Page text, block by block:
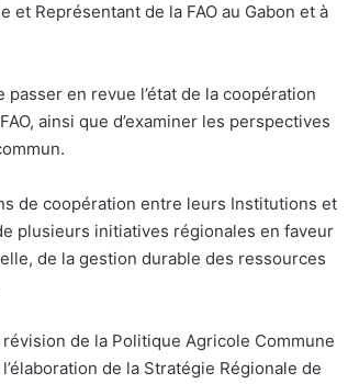
et Représentant de la FAO au Gabon et à
en revue l’état de la coopération
ainsi que d’examiner les perspectives
de coopération entre leurs Institutions et
plusieurs initiatives régionales en faveur
de la gestion durable des ressources
de la Politique Agricole Commune
de la Stratégie Régionale de